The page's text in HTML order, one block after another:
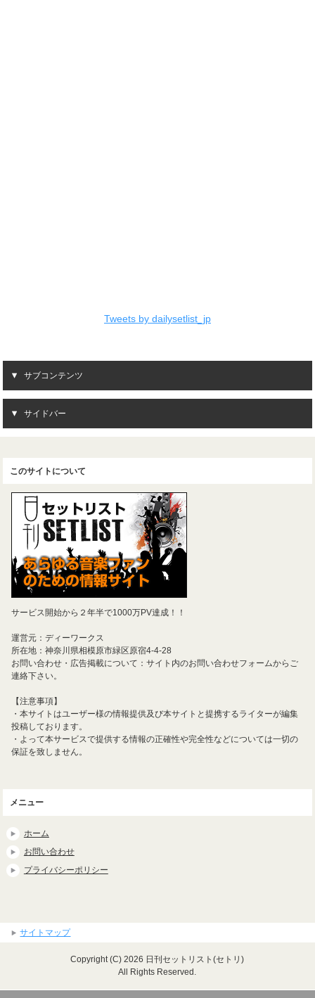
Tweets by dailysetlist_jp
サブコンテンツ
サイドバー
このサイトについて
サービス開始から２年半で1000万PV達成！！
運営元：ディーワークス
所在地：神奈川県相模原市緑区原宿4-4-28
お問い合わせ・広告掲載について：サイト内のお問い合わせフォームからご
連絡下さい。
【注意事項】
・本サイトはユーザー様の情報提供及び本サイトと提携するライターが編集
投稿しております。
・よって本サービスで提供する情報の正確性や完全性などについては一切の
保証を致しません。
メニュー
ホーム
お問い合わせ
プライバシーポリシー
サイトマップ
Copyright (C) 2026 日刊セットリスト(セトリ)
All Rights Reserved.